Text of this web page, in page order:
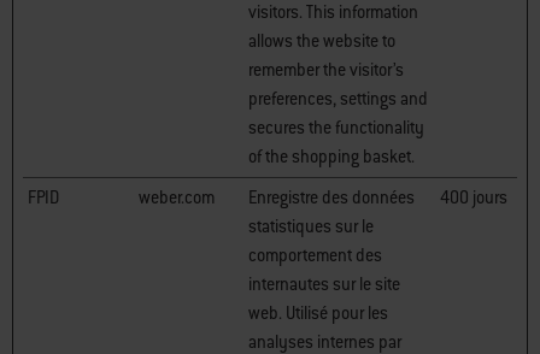
visitors. This information
allows the website to
remember the visitor’s
preferences, settings and
secures the functionality
of the shopping basket.
FPID weber.com
Enregistre des données
statistiques sur le
comportement des
internautes sur le site
web. Utilisé pour les
analyses internes par
400 jours